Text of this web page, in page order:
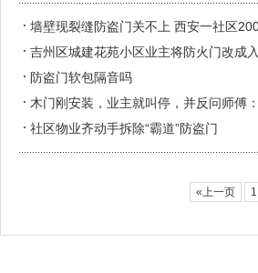
墙壁现裂缝防盗门关不上 西安一社区
吉州区城建花苑小区业主将防火门改成
防盗门软包隔音吗
木门刚安装，业主就叫停，并反问师傅
社区物业齐动手拆除“霸道”防盗门
«上一页 1